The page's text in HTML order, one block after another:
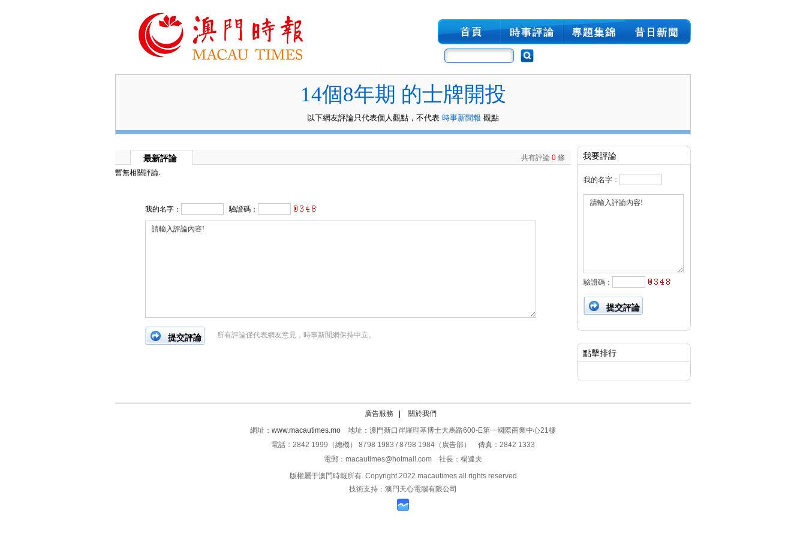
14個8年期 的士牌開投
以下網友評論只代表個人觀點，不代表 時事新聞報 觀點
最新評論 共有評論 0 條
暫無相關評論.
我的名字： 驗證碼：
所有評論僅代表網友意見，時事新聞網保持中立。
我要評論
我的名字：
驗證碼：
點擊排行
廣告服務
關於我們
網址： www.macautimes.mo 地址：澳門新口岸羅理基博士大馬路600-E第一國際商業中心21樓
電話：2842 1999（總機） 8798 1983 / 8798 1984（廣告部） 傳真：2842 1333
電郵：macautimes@hotmail.com 社長：楊達夫
版權屬于澳門時報所有. Copyright 2022 macautimes all rights reserved
技術支持：澳門天心電腦有限公司